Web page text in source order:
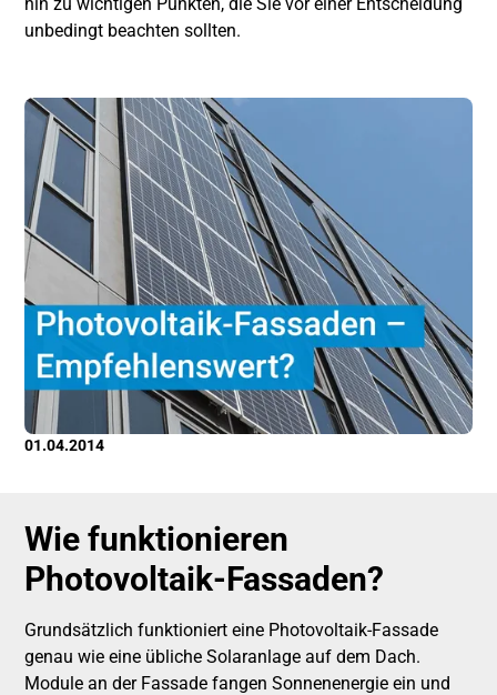
unbedingt beachten sollten.
01.04.2014
Wie funktionieren
Photovoltaik-Fassaden?
Grundsätzlich funktioniert eine Photovoltaik-Fassade
genau wie eine übliche Solaranlage auf dem Dach.
Module an der Fassade fangen Sonnenenergie ein und